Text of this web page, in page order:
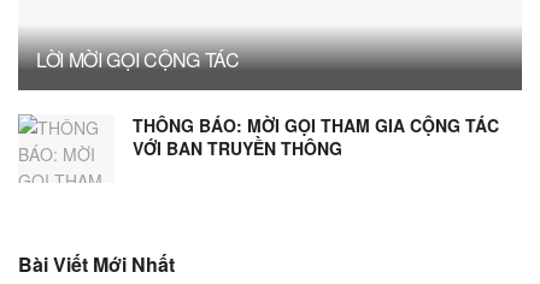
LỜI MỜI GỌI CỘNG TÁC
THÔNG BÁO: MỜI GỌI THAM GIA CỘNG TÁC
VỚI BAN TRUYỀN THÔNG
Bài Viết Mới Nhất